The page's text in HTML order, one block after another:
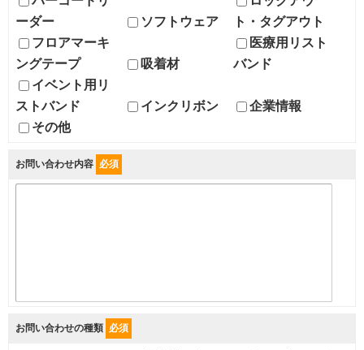
ーダー
ソフトウェア
ト・タグアウト
フロアマーキ
ングテープ
吸着材
医療用リスト
バンド
イベント用リ
ストバンド
インクリボン
企業情報
その他
お問い合わせ内容 必須
お問い合わせの種類 必須